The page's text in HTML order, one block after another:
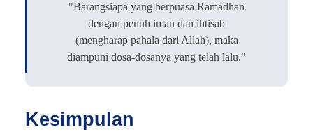
"Barangsiapa yang berpuasa Ramadhan
dengan penuh iman dan ihtisab
(mengharap pahala dari Allah), maka
diampuni dosa-dosanya yang telah lalu."
Kesimpulan